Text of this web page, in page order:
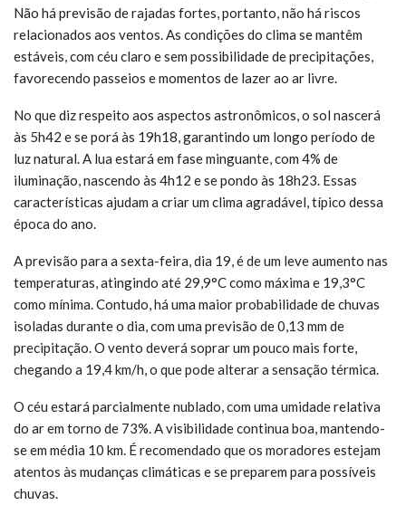
Não há previsão de rajadas fortes, portanto, não há riscos
relacionados aos ventos. As condições do clima se mantêm
estáveis, com céu claro e sem possibilidade de precipitações,
favorecendo passeios e momentos de lazer ao ar livre.
No que diz respeito aos aspectos astronômicos, o sol nascerá
às 5h42 e se porá às 19h18, garantindo um longo período de
luz natural. A lua estará em fase minguante, com 4% de
iluminação, nascendo às 4h12 e se pondo às 18h23. Essas
características ajudam a criar um clima agradável, típico dessa
época do ano.
A previsão para a sexta-feira, dia 19, é de um leve aumento nas
temperaturas, atingindo até 29,9°C como máxima e 19,3°C
como mínima. Contudo, há uma maior probabilidade de chuvas
isoladas durante o dia, com uma previsão de 0,13 mm de
precipitação. O vento deverá soprar um pouco mais forte,
chegando a 19,4 km/h, o que pode alterar a sensação térmica.
O céu estará parcialmente nublado, com uma umidade relativa
do ar em torno de 73%. A visibilidade continua boa, mantendo-
se em média 10 km. É recomendado que os moradores estejam
atentos às mudanças climáticas e se preparem para possíveis
chuvas.